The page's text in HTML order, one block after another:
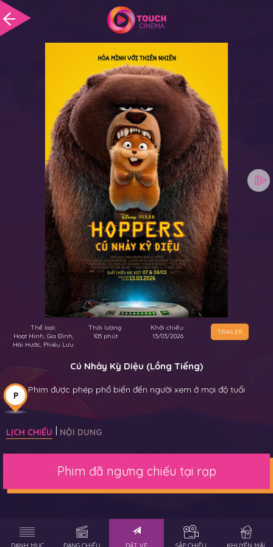
Thể loại:
Hoạt Hình, Gia Đình,
Hài Hước, Phiêu Lưu
Thời lượng:
105 phút
Khởi chiếu:
13/03/2026
TRAILER
Cú Nhảy Kỳ Diệu (Lồng Tiếng)
P
Phim được phép phổ biến đến người xem ở mọi độ tuổi
LỊCH CHIẾU NỘI DUNG
Phim đã ngưng chiếu tại rạp